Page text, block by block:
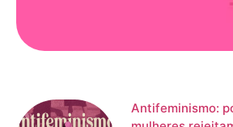
Antifeminismo: